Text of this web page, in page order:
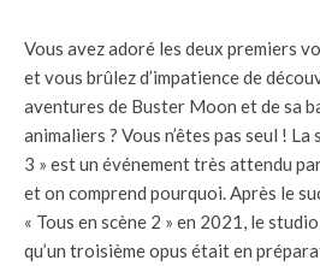
Vous avez adoré les deux premiers
et vous brûlez d’impatience de
aventures de Buster Moon et de sa
animaliers ? Vous n’êtes pas seul !
3 » est un événement très attendu
et on comprend pourquoi. Après le
« Tous en scène 2 » en 2021, le
qu’un troisième opus était en